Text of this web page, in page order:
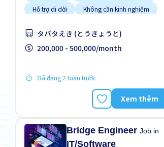
Hỗ trợ di dời
Không cần kinh nghiệm
Ưu tiên nữ giới
タバタえき (とうきょうと)
200,000 - 500,000/month
Đã đăng 2 tuần trước
Xem thêm
Bridge EngineerJob in
IT/Software